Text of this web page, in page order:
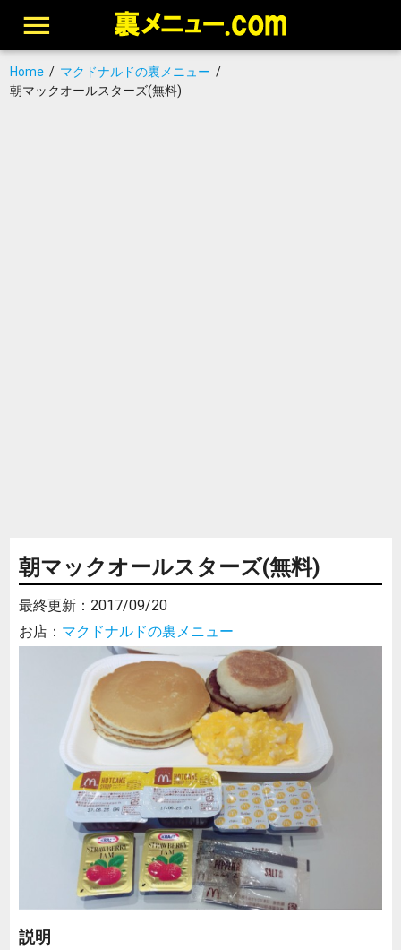
Home/ マクドナルドの裏メニュー /
朝マックオールスターズ(無料)
朝マックオールスターズ(無料)
最終更新： 2017/09/20
お店： マクドナルドの裏メニュー
説明